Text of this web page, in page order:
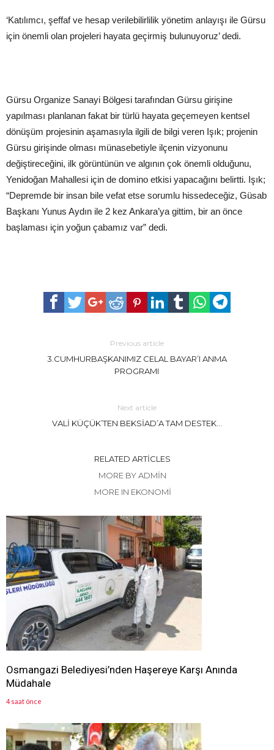
‘Katılımcı, şeffaf ve hesap verilebilirlilik yönetim anlayışı ile Gürsu
için önemli olan projeleri hayata geçirmiş bulunuyoruz’ dedi.
Gürsu Organize Sanayi Bölgesi tarafından Gürsu girişine
yapılması planlanan fakat bir türlü hayata geçemeyen kentsel
dönüşüm projesinin aşamasıyla ilgili de bilgi veren Işık; projenin
Gürsu girişinde olması münasebetiyle ilçenin vizyonunu
değiştireceğini, ilk görüntünün ve algının çok önemli olduğunu,
Yenidoğan Mahallesi için de domino etkisi yapacağını belirtti. Işık;
“Depremde bir insan bile vefat etse sorumlu hissedeceğiz, Güsab
Başkanı Yunus Aydın ile 2 kez Ankara’ya gittim, bir an önce
başlaması için yoğun çabamız var” dedi.
Previous article
3.CUMHURBAŞKANIMIZ CELAL BAYAR’I ANMA
PROGRAMI
Next article
VALİ KÜÇÜK’TEN BEKSİAD’A TAM DESTEK…
RELATED ARTICLES
MORE BY ADMIN
MORE IN EKONOMİ
Osmangazi Belediyesi’nden Haşereye Karşı Anında
Müdahale
4 saat önce